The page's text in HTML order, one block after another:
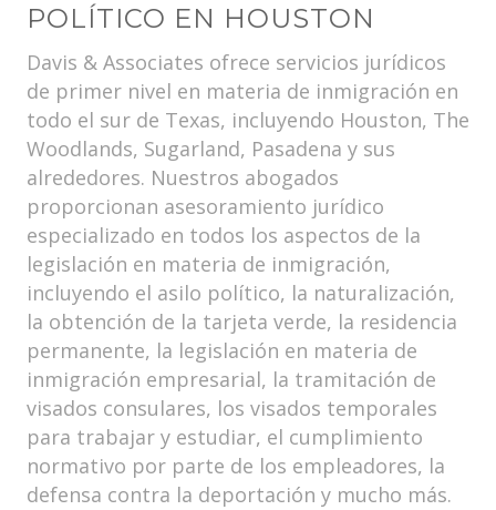
POLÍTICO EN HOUSTON
Davis & Associates ofrece servicios jurídicos
de primer nivel en materia de inmigración en
todo el sur de Texas, incluyendo Houston, The
Woodlands, Sugarland, Pasadena y sus
alrededores. Nuestros abogados
proporcionan asesoramiento jurídico
especializado en todos los aspectos de la
legislación en materia de inmigración,
incluyendo el asilo político, la naturalización,
la obtención de la tarjeta verde, la residencia
permanente, la legislación en materia de
inmigración empresarial, la tramitación de
visados consulares, los visados temporales
para trabajar y estudiar, el cumplimiento
normativo por parte de los empleadores, la
defensa contra la deportación y mucho más.